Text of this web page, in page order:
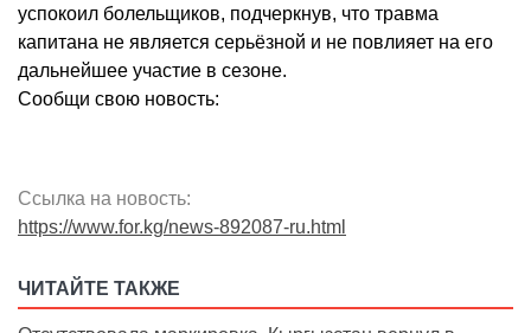
успокоил болельщиков, подчеркнув, что травма
капитана не является серьёзной и не повлияет на его
дальнейшее участие в сезоне.
Сообщи свою новость:
Ссылка на новость:
https://www.for.kg/news-892087-ru.html
ЧИТАЙТЕ ТАКЖЕ